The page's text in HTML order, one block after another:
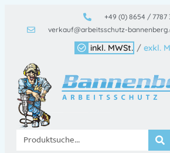
+49 (0) 8654 / 7787
verkauf@arbeitsschutz-
inkl. MWSt. / exkl.